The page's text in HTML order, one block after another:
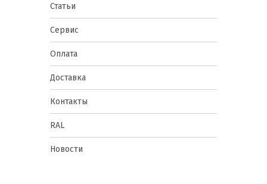
Статьи
Сервис
Оплата
Доставка
Контакты
RAL
Новости